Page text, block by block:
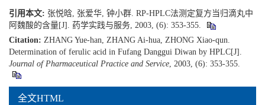
引用本文: 张悦晗, 张爱华, 钟小群. RP-HPLC法测定复方当归滴丸中
阿魏酸的含量[J]. 药学实践与服务, 2003, (6): 353-355.
Citation: ZHANG Yue-han, ZHANG Ai-hua, ZHONG Xiao-qun.
Determination of ferulic acid in Fufang Danggui Diwan by HPLC[J].
Journal of Pharmaceutical Practice and Service , 2003, (6): 353-355.
全文HTML